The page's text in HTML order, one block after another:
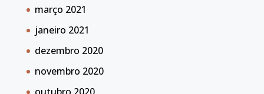
março 2021
janeiro 2021
dezembro 2020
novembro 2020